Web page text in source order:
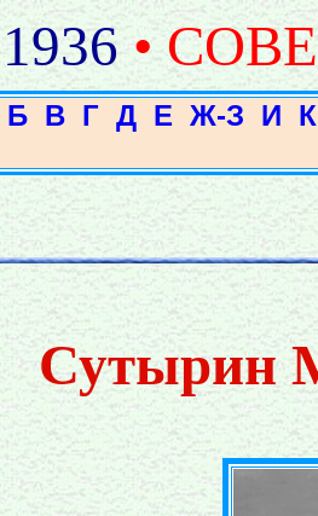
1936 •
Б В Г Д Е Ж-З И К
Сутырин